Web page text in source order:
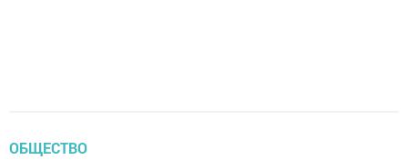
ОБЩЕСТВО